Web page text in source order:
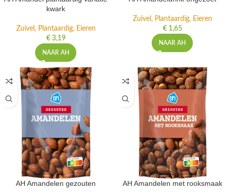
AH Amandel plantaardig variatie
Zuivel, Plantaardig, Eieren
€ 3,19
NAAR AH
Zuivel, Plantaardig, Eieren
€ 1,65
NAAR AH